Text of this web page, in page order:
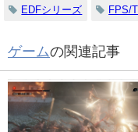
EDFシリーズ FPS/
ゲームの関連記事